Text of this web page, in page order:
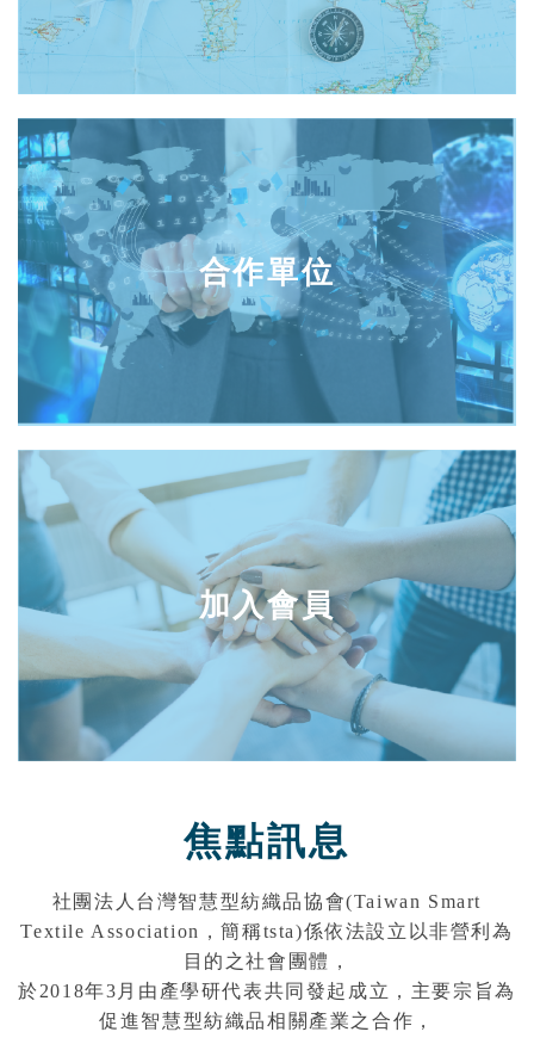
合作單位
加入會員
焦點訊息
社團法人台灣智慧型紡織品協會(Taiwan Smart
Textile Association，簡稱tsta)係依法設立以非營利為
目的之社會團體，
於2018年3月由產學研代表共同發起成立，主要宗旨為
促進智慧型紡織品相關產業之合作，